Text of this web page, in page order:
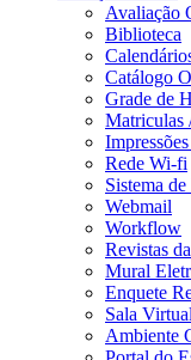
Avaliação
Biblioteca
Catálogo
Grade de
Matriculas
Rede Wi-fi
Sistema
Webmail
Workflow
Revistas
Mural
Enquete
Sala
Ambiente